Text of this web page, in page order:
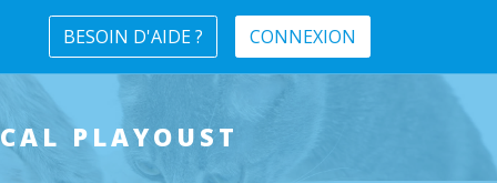
BESOIN D'AIDE ? CONNEXION
PLAYOUST